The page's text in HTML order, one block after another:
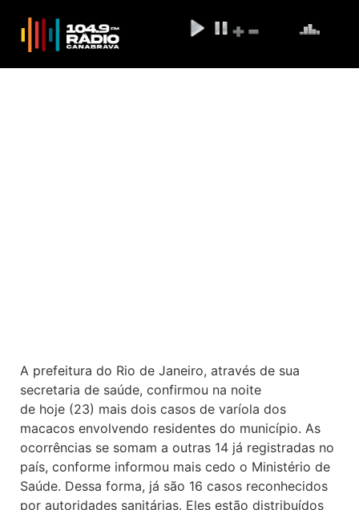
A prefeitura do Rio de Janeiro, através de sua
secretaria de saúde, confirmou na noite
de hoje (23) mais dois casos de varíola dos
macacos envolvendo residentes do município. As
ocorrências se somam a outras 14 já registradas no
país, conforme informou mais cedo o Ministério de
Saúde. Dessa forma, já são 16 casos reconhecidos
por autoridades sanitárias. Eles estão distribuídos